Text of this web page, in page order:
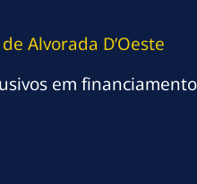
Alvorada D’Oeste
em